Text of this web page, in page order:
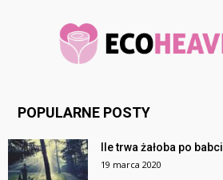
POPULARNE POSTY
Ile trwa żałoba po babci
19 marca 2020